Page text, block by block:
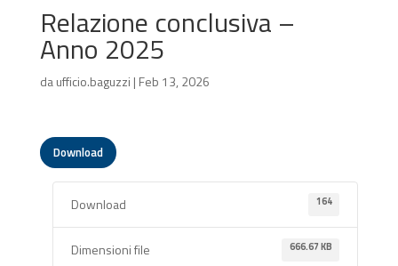
Relazione conclusiva –
Anno 2025
daufficio.baguzzi | Feb 13, 2026
Download
Download 164
Dimensioni file 666.67 KB